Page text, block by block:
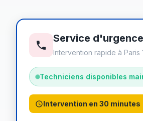
Service
Intervention rapide à Paris
Techniciens disponibles
Intervention en 30 minutes